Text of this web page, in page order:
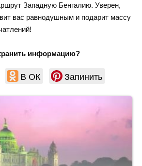
Западную Бенгалию. Уверен,
вас равнодушным и подарит массу
информацию?
В ОК Запинить